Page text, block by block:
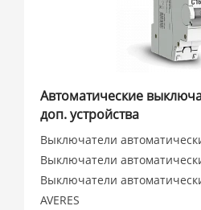
Автоматические
доп. устройства
Выключатели
Выключатели
Выключатели
AVERES